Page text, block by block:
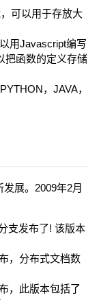
可以用于存放大
用Javascript编写
把函数的定义存储
，JAVA，
展。2009年2月
支发布了! 该版本
，分布式文档数
，此版本包括了